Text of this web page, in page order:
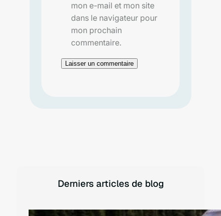
mon e-mail et mon site
dans le navigateur pour
mon prochain
commentaire.
Derniers articles de blog